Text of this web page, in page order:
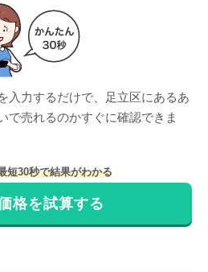
入力するだけで、 足立区にあるあ
で売れるのかすぐに確認できま
短30秒で結果がわかる
格を試算する